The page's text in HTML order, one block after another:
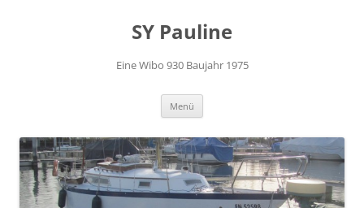
SY Pauline
Eine Wibo 930 Baujahr 1975
Menü